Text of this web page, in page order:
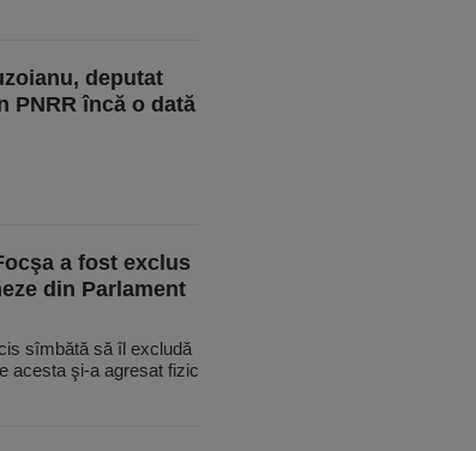
deputat
PNRR încă o dată
a fost exclus
din Parlament
sîmbătă să îl excludă
acesta şi-a agresat fizic